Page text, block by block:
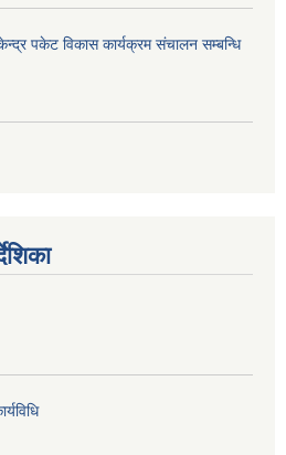
पकेट विकास कार्यक्रम संचालन सम्बन्धि